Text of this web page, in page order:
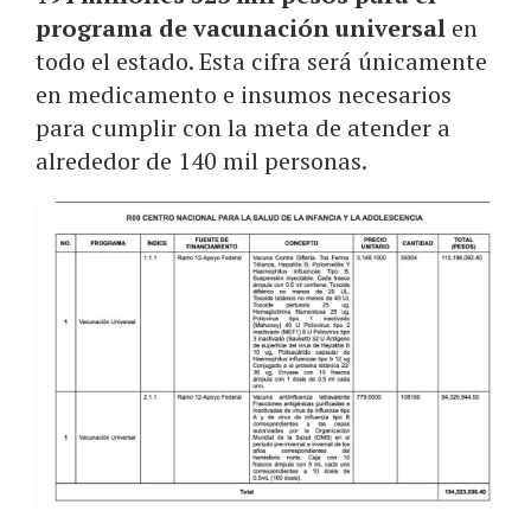
programa de vacunación universal en
todo el estado. Esta cifra será únicamente
en medicamento e insumos necesarios
para cumplir con la meta de atender a
alrededor de 140 mil personas.